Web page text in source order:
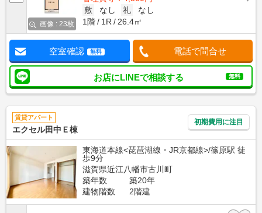
画像 : 23枚
敷
なし 礼
なし
1階
1R 26.4㎡
空室確認 無料 電話で問合せ
お店にLINEで相談する 無料
賃貸アパート
エクセル田中Ｅ棟
初期費用に注目
東海道本線<琵琶湖線・JR京都線>/篠原駅 徒
歩9分
滋賀県近江八幡市古川町
築年数
築20年
建物階数
2階建